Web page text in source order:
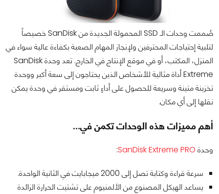
صُممت وحدات الـ SSD المحمولة الجديدة من SanDisk خصيصاً
لتلبية إحتياجات المحترفين ولإنجاز المهام الصعبة بكفاءة عالية سواء في
المنزل، المكتب، أو في موقع الإنتاج في الخارج. تعد وحدة SanDisk
Extreme أداة مثالية للأشخاص الذين يحتاجون إلى سعة أكبر ووحدة
تخزينة متينة وسريعة للحصول على أداءٍ ثابت ومستقر في وحدة يمكن
نقلها إلى أي مكان.
أهم مميزات هذه الوحدات تكمن في…
وحدة SanDisk Extreme PRO
:
سرعة قراءة وكتابة تصل إلى 2000 ميجابايت في الثانية الواحدة.
يساعد الهيكل المصنوع من الألمنيوم على تشتيت الحرارة الزائدة